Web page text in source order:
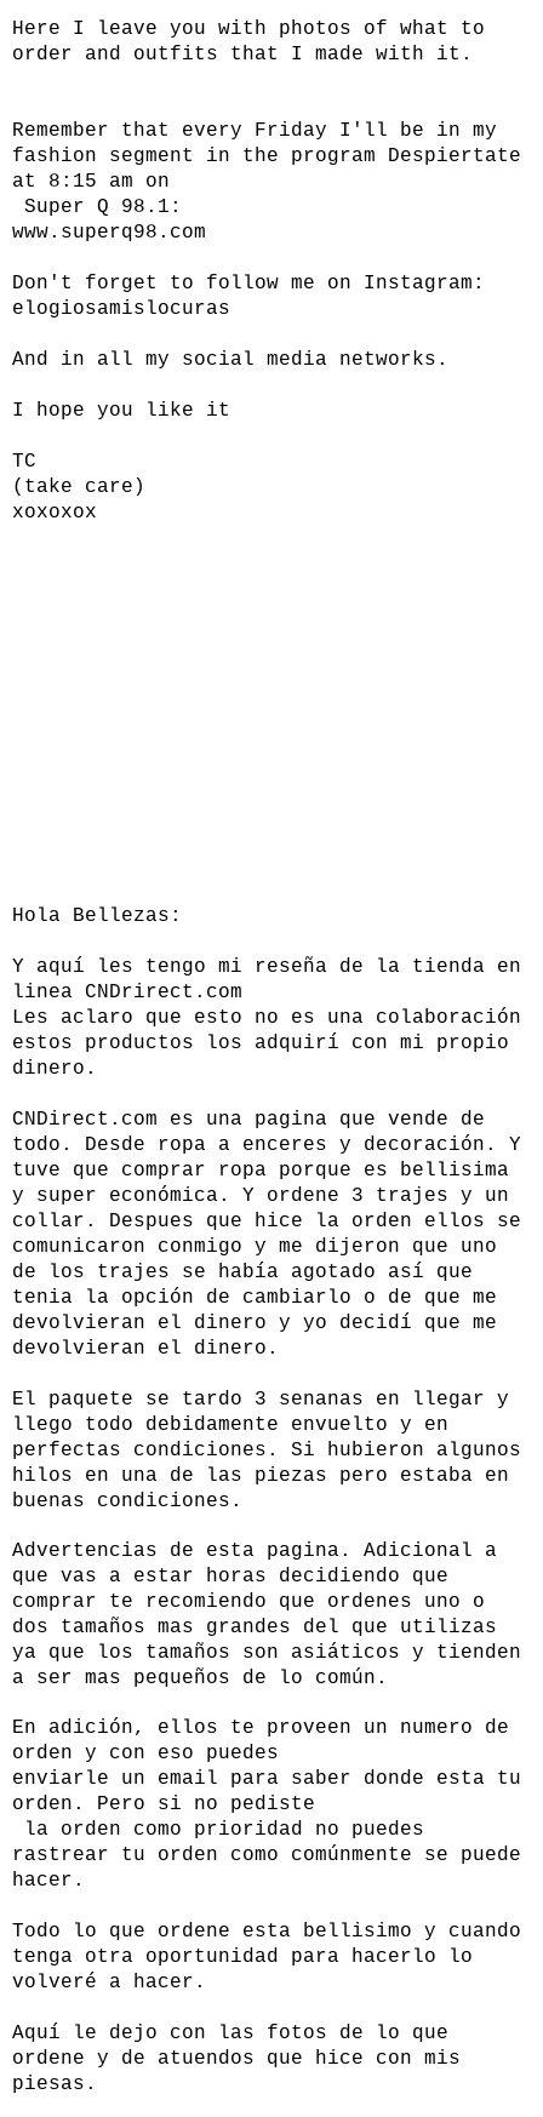
Here I leave you with photos of what to
order and outfits that I made with it.
Remember that every Friday I'll be in my
fashion segment in the program Despiertate
at 8:15 am on
Super Q 98.1:
www.superq98.com
Don't forget to follow me on Instagram:
elogiosamislocuras
And in all my social media networks.
I hope you like it
TC
(take care)
xoxoxox
Hola Bellezas:
Y aquí les tengo mi reseña de la tienda en
linea CNDrirect.com
Les aclaro que esto no es una colaboración
estos productos los adquirí con mi propio
dinero.
CNDirect.com es una pagina que vende de
todo. Desde ropa a enceres y decoración. Y
tuve que comprar ropa porque es bellisima
y super económica. Y ordene 3 trajes y un
collar. Despues que hice la orden ellos se
comunicaron conmigo y me dijeron que uno
de los trajes se había agotado así que
tenia la opción de cambiarlo o de que me
devolvieran el dinero y yo decidí que me
devolvieran el dinero.
El paquete se tardo 3 senanas en llegar y
llego todo debidamente envuelto y en
perfectas condiciones. Si hubieron algunos
hilos en una de las piezas pero estaba en
buenas condiciones.
Advertencias de esta pagina. Adicional a
que vas a estar horas decidiendo que
comprar te recomiendo que ordenes uno o
dos tamaños mas grandes del que utilizas
ya que los tamaños son asiáticos y tienden
a ser mas pequeños de lo común.
En adición, ellos te proveen un numero de
orden y con eso puedes
enviarle un email para saber donde esta tu
orden. Pero si no pediste
la orden como prioridad no puedes
rastrear tu orden como comúnmente se puede
hacer.
Todo lo que ordene esta bellisimo y cuando
tenga otra oportunidad para hacerlo lo
volveré a hacer.
Aquí le dejo con las fotos de lo que
ordene y de atuendos que hice con mis
piesas.